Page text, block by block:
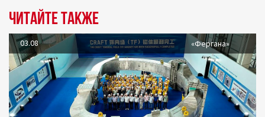
Читайте также
03.08 «Фергана»